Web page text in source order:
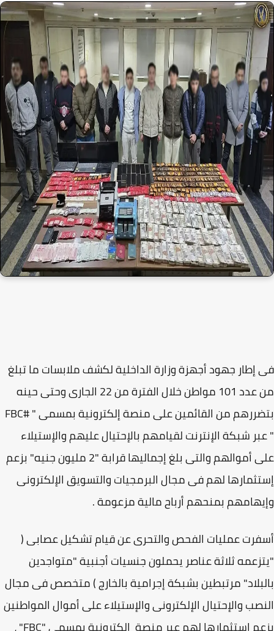
جهود أجهزة وزارة الداخلية لكشف ملابسات ما تبلغ
من عدد 101 مواطن خلال الفترة من 22 الجارى وحتى حينه
بتضررهم من القائمين على منصة إلكترونية بمسمى " #FBC
شبكة الإنترنت لقيامهم بالإحتيال عليهم والإستيلاء
على أموالهم والتى بلغ إجماليها قرابة "2 مليون جنيه" بزعم
لهم فى مجال البرمجيات والتسويق الإلكترونى
بمنحهم أرباح مالية مزعومة .
عمليات الفحص والتحرى عن قيام تشكيل عصابى (
ثلاثة عناصر يحملون جنسيات أجنبية "متواجدين
مرتبطين بشبكة إجرامية بالخارج ) متخصص فى مجال
والإحتيال الإلكترونى والإستيلاء على أموال المواطنين